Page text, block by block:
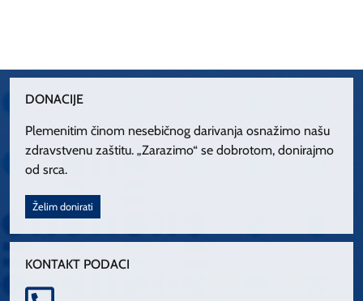
DONACIJE
Plemenitim činom nesebičnog darivanja osnažimo našu
zdravstvenu zaštitu. „Zarazimo“ se dobrotom, donirajmo
od srca.
Želim donirati
KONTAKT PODACI